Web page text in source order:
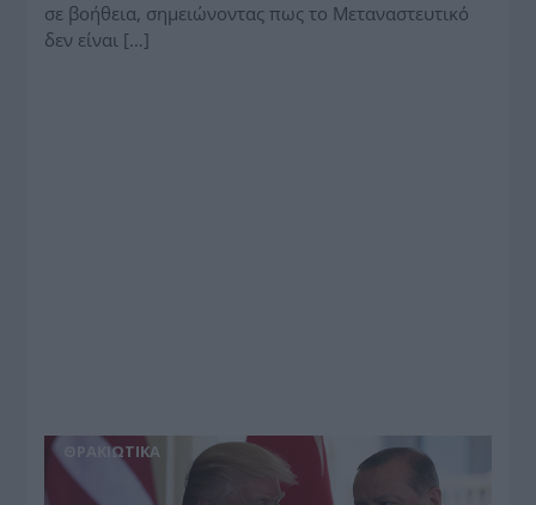
σε βοήθεια, σημειώνοντας πως το Μεταναστευτικό
δεν είναι […]
ΘΡΑΚΙΩΤΙΚΑ